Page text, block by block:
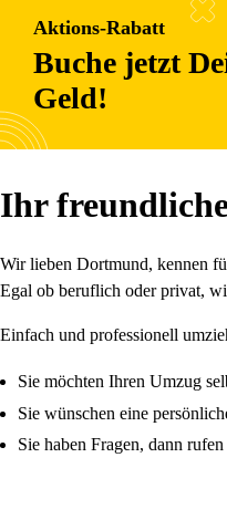
Aktions-Rabatt
Buche jetzt
Geld!
Ihr
Wir lieben Dortmund, kennen
Egal ob beruflich oder privat,
Einfach und professionell
Sie möchten Ihren Umzug
Sie wünschen eine
Sie haben Fragen, dann